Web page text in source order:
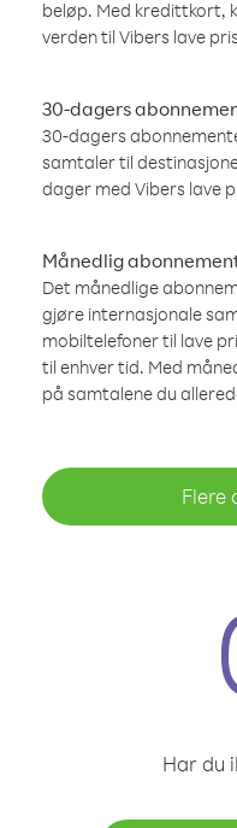
beløp. Med kredittkort,
verden til Vibers lave
30-dagers
30-dagers
samtaler til
dager med Vibers lave
Månedlig
Det månedlige
gjøre internasjonale
mobiltelefoner til lave
til enhver tid. Med
på samtalene du
Flere
Har du